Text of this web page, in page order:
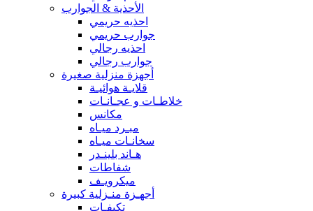
الأحذية & الجوارب
احذيه حريمي
جوارب حريمي
احذيه رجالي
جوارب رجالي
أجهزة منزلية صغيرة
قلايـة هوائيـة
خلاطـات و عجـانـات
مكانس
مبـرد ميـاه
سخانـات ميـاه
هـاند بلينـدر
شفاطات
ميكرويـف
أجهـزة منـزلية كبيرة
تكيفـات